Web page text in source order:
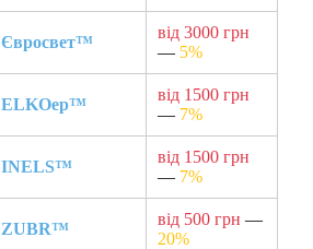
Євросвет™
від 3000 грн
— 5%
ELKOep™
від 1500 грн
— 7%
INELS™
від 1500 грн
— 7%
ZUBR™
від 500 грн —
20%